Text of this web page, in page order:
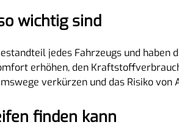
wichtig sind
jedes Fahrzeugs und
erhöhen, den
verkürzen und das Risiko von
finden kann